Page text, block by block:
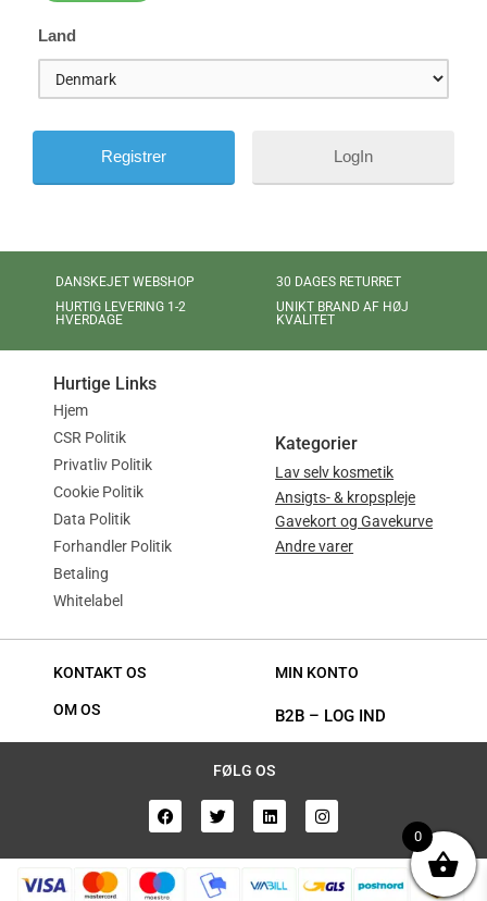
Land
LogIn
DANSKEJET WEBSHOP
HURTIG LEVERING 1-2
HVERDAGE
30 DAGES RETURRET
UNIKT BRAND AF HØJ
KVALITET
Hurtige Links
Hjem
CSR Politik
Privatliv Politik
Cookie Politik
Data Politik
Forhandler Politik
Betaling
Whitelabel
Kategorier
Lav selv kosmetik
Ansigts- & kropspleje
Gavekort og Gavekurve
Andre varer
KONTAKT OS
OM OS
MIN KONTO
B2B – LOG IND
FØLG OS
0